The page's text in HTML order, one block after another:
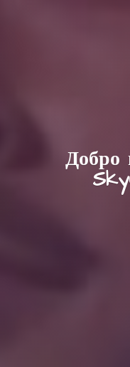
Добро